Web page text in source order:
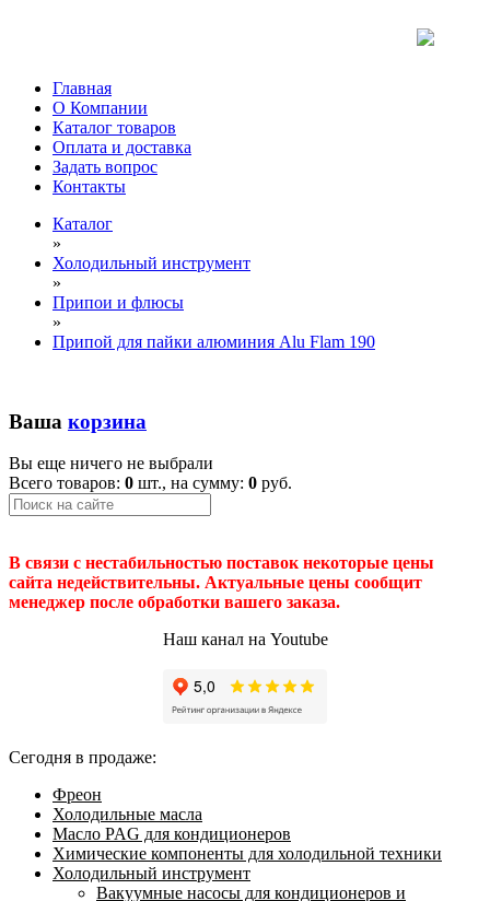
Главная
О Компании
Каталог товаров
Оплата и доставка
Задать вопрос
Контакты
Каталог
»
Холодильный инструмент
»
Припои и флюсы
»
Припой для пайки алюминия Alu Flam 190
Ваша корзина
Вы еще ничего не выбрали
Всего товаров: 0 шт., на сумму: 0 руб.
В связи с нестабильностью поставок некоторые цены
сайта недействительны. Актуальные цены сообщит
менеджер после обработки вашего заказа.
Наш канал на Youtube
Сегодня в продаже:
Фреон
Холодильные масла
Масло PAG для кондиционеров
Химические компоненты для холодильной техники
Холодильный инструмент
Вакуумные насосы для кондиционеров и